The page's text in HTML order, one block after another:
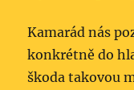
Kamarád nás
konkrétně do
škoda takovou